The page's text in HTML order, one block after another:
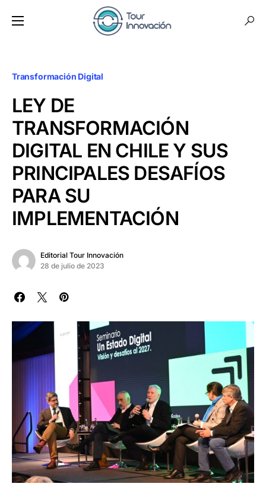
Transformación Digital
LEY DE
TRANSFORMACIÓN
DIGITAL EN CHILE Y SUS
PRINCIPALES DESAFÍOS
PARA SU
IMPLEMENTACIÓN
Editorial Tour Innovación
28 de julio de 2023